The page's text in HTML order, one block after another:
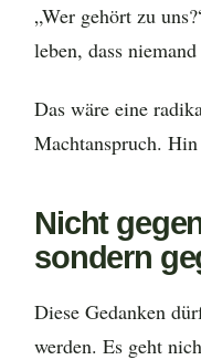
„Wer gehört zu
leben, dass
Das wäre eine
Machtanspruch.
Nicht
sondern
Diese Gedanken
werden. Es geht